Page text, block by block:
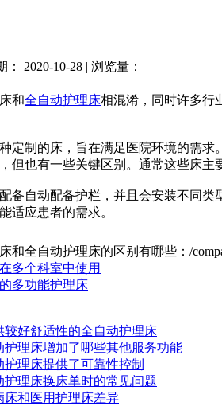
2020-10-28 | 浏览量：
和全自动护理床相混淆，同时许多行
制的床，旨在满足医院环境的需求
但也有一些关键区别。通常这些床主
自动配备护栏，并且会安装不同类
适应患者的需求。
和全自动护理床的区别有哪些： /
多个科室中使用
多功能护理床
较好舒适性的全自动护理床
护理床增加了哪些其他服务功能
护理床提供了可靠性控制
护理床换床单时的常见问题
床和医用护理床差异